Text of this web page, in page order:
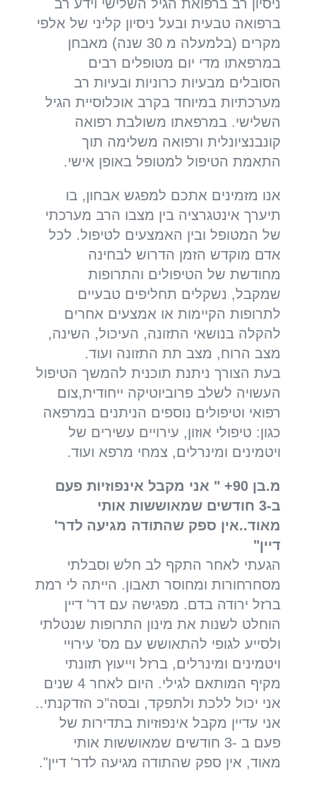
ניסיון רב ברפואת הגיל השלישי וידע רב
ברפואה טבעית ובעל ניסיון קליני של אלפי
מקרים (בלמעלה מ 30 שנה) מאבחן
במרפאתו מדי יום מטופלים רבים
הסובלים מבעיות כרוניות ובעיות רב
מערכתיות במיוחד בקרב אוכלוסיית הגיל
השלישי. במרפאתו משולבת רפואה
קונבנציונלית ורפואה משלימה תוך
התאמת הטיפול למטופל באופן אישי.
אנו מזמינים אתכם למפגש אבחון, בו
תיערך אינטגרציה בין מצבו הרב מערכתי
של המטופל ובין האמצעים לטיפול. לכל
אדם מוקדש הזמן הדרוש לבחינה
מחודשת של הטיפולים והתרופות
שמקבל, נשקלים תחליפים טבעיים
לתרופות הקיימות או אמצעים אחרים
להקלה בנושאי התזונה, העיכול, השינה,
מצב הרוח, מצב תת התזונה ועוד.
בעת הצורך ניתנת תוכנית להמשך הטיפול
העשויה לשלב פרוביוטיקה ייחודית,צום
רפואי וטיפולים נוספים הניתנים במרפאה
כגון: טיפולי אוזון, עירויים עשירים של
ויטמינים ומינרלים, צמחי מרפא ועוד.
מ.
בן 90+ " אני מקבל אינפוזיות פעם
ב-3 חודשים שמאוששות אותי
מאוד..אין ספק שהתודה מגיעה לדר'
דיין"
הגעתי לאחר התקף לב חלש וסבלתי
מסחרחורות ומחוסר תאבון. הייתה לי רמת
ברזל ירודה בדם. מפגישה עם דר' דיין
הוחלט לשנות את מינון התרופות שנטלתי
ולסייע לגופי להתאושש עם מס' עירויי
ויטמינים ומינרלים, ברזל וייעוץ תזונתי
מקיף המותאם לגילי. היום לאחר 4 שנים
אני יכול ללכת ולתפקד, ובסה"כ הזדקנתי..
אני עדיין מקבל אינפוזיות בתדירות של
פעם ב -3 חודשים שמאוששות אותי
מאוד, אין ספק שהתודה מגיעה לדר' דיין".